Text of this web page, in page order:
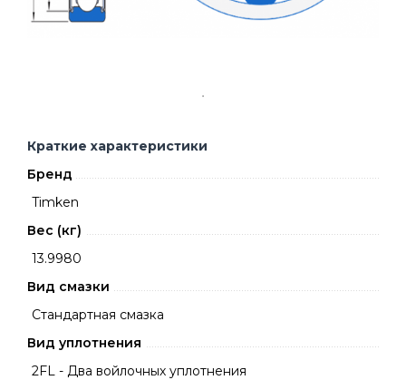
Краткие характеристики
Бренд
Timken
Вес (кг)
13.9980
Вид смазки
Стандартная смазка
Вид уплотнения
2FL - Два войлочных уплотнения